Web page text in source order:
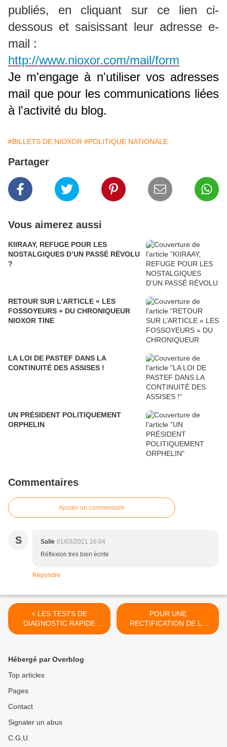
publiés, en cliquant sur ce lien ci-
dessous et saisissant leur adresse e-
mail :
http://www.nioxor.com/mail/form
Je m'engage à n'utiliser vos adresses
mail que pour les communications liées
à l'activité du blog.
#BILLETS DE NIOXOR #POLITIQUE NATIONALE
Partager
Vous aimerez aussi
KIIRAAY, REFUGE POUR LES
NOSTALGIQUES D’UN PASSÉ RÉVOLU
?
RETOUR SUR L’ARTICLE « LES
FOSSOYEURS » DU CHRONIQUEUR
NIOXOR TINE
LA LOI DE PASTEF DANS LA
CONTINUITÉ DES ASSISES !
UN PRÉSIDENT POLITIQUEMENT
ORPHELIN
Commentaires
Ajouter un commentaire
S Salie 01/03/2021 16:04
Réflexion tres bien écrite
Répondre
< LES TESTS DE
DIAGNOSTIC RAPIDE
POURRONT-ILS AIDER À
POUR UNE
RECTIFICATION DE LA
GESTION DE LA
Hébergé par Overblog
Top articles
Pages
Contact
Signaler un abus
C.G.U.